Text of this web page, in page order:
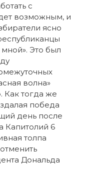
с
возможным, и
ясно
мной». Это был
волна»
Как тогда же
победа
день после
Капитолий 6
толпа
Дональда